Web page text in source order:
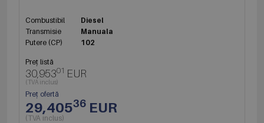
Combustibil
Diesel
Transmisie
Manuala
Putere (CP)
102
Preț listă
30,95301 EUR
(TVA inclus)
Preț ofertă
29,40536 EUR
(TVA inclus)